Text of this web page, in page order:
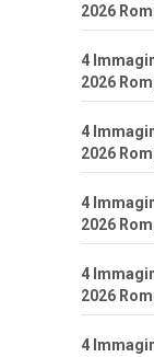
2026
4
2026
4
2026
4
2026
4
2026
4